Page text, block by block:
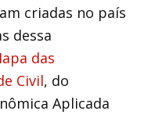
criadas no país
dessa
das
Civil, do
Aplicada